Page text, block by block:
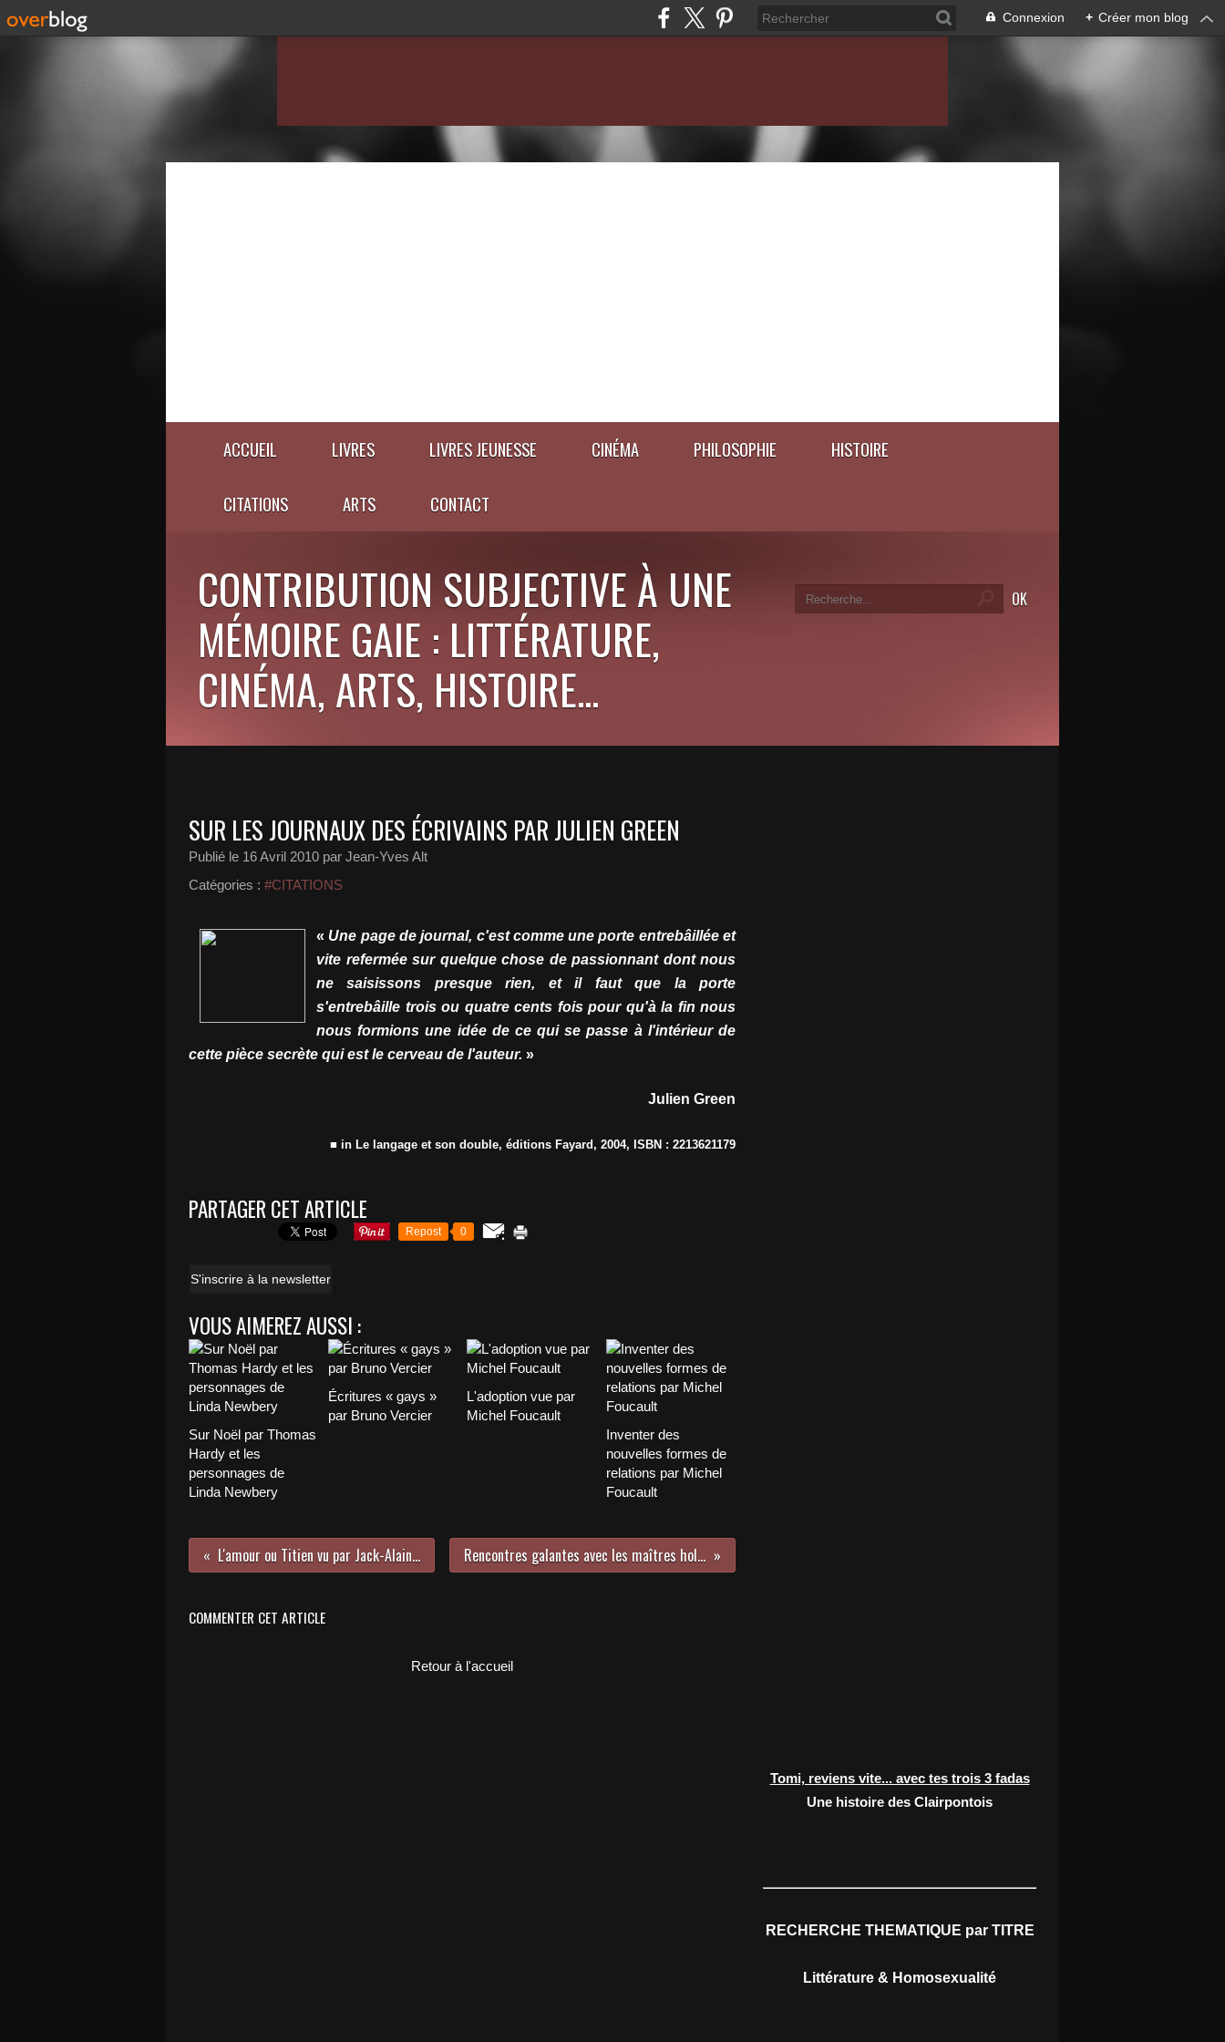
Connexion + Créer mon blog
ACCUEIL LIVRES LIVRES JEUNESSE CINÉMA PHILOSOPHIE HISTOIRE
CITATIONS ARTS CONTACT
CONTRIBUTION SUBJECTIVE À UNE
MÉMOIRE GAIE : LITTÉRATURE,
CINÉMA, ARTS, HISTOIRE...
SUR LES JOURNAUX DES ÉCRIVAINS PAR JULIEN GREEN
Publié le 16 Avril 2010 par Jean-Yves Alt
Catégories : #CITATIONS
« Une page de journal, c'est comme une porte entrebâillée et
vite refermée sur quelque chose de passionnant dont nous
ne saisissons presque rien, et il faut que la porte
s'entrebâille trois ou quatre cents fois pour qu'à la fin nous
nous formions une idée de ce qui se passe à l'intérieur de
cette pièce secrète qui est le cerveau de l'auteur. »
Julien Green
■ in Le langage et son double, éditions Fayard, 2004, ISBN : 2213621179
PARTAGER CET ARTICLE
Repost 0
S'inscrire à la newsletter
VOUS AIMEREZ AUSSI :
Sur Noël par Thomas
Hardy et les
personnages de
Linda Newbery
Écritures « gays »
par Bruno Vercier
L'adoption vue par
Michel Foucault
Inventer des
nouvelles formes de
relations par Michel
Foucault
L'amour ou Titien vu par Jack-Alain Léger Rencontres galantes avec les maîtres hollandais
COMMENTER CET ARTICLE
Retour à l'accueil
Tomi, reviens vite... avec tes trois 3 fadas
Une histoire des Clairpontois
RECHERCHE THEMATIQUE par TITRE
Littérature & Homosexualité